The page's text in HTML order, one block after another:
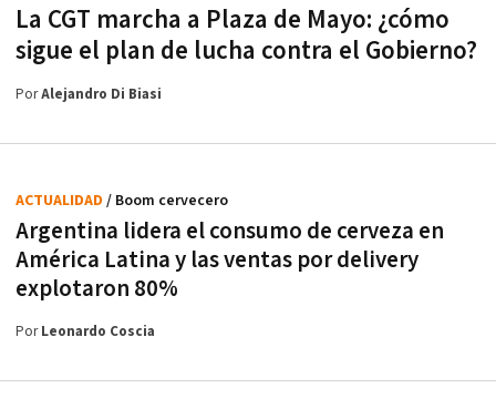
La CGT marcha a Plaza de Mayo: ¿cómo
sigue el plan de lucha contra el Gobierno?
PorAlejandro Di Biasi
Argentina lidera el consumo de cerveza en
América Latina y las ventas por delivery
explotaron 80%
ACTUALIDAD / Boom cervecero
PorLeonardo Coscia